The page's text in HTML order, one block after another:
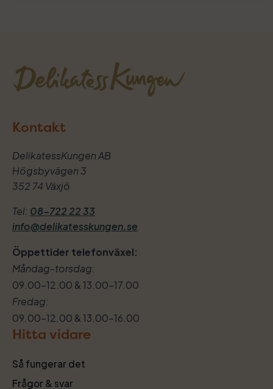
Kontakt
DelikatessKungen AB
Högsbyvägen 3
352 74 Växjö
Tel: 08-722 22 33
info@delikatesskungen.se
Öppettider telefonväxel:
Måndag-torsdag:
09.00–12.00 & 13.00–17.00
Fredag:
09.00–12.00 & 13.00–16.00
Hitta vidare
Så fungerar det
Frågor & svar